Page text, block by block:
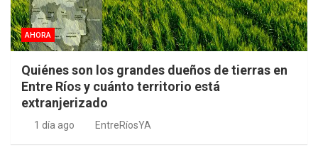
AHORA
Quiénes son los grandes dueños de tierras en
Entre Ríos y cuánto territorio está
extranjerizado
1 día ago EntreRíosYA